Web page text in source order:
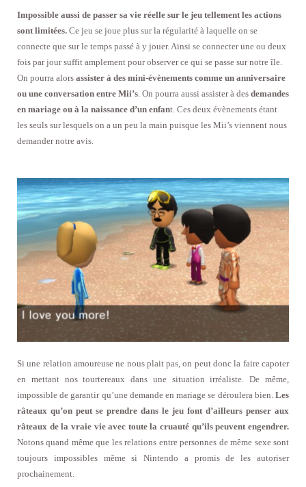
Impossible aussi de passer sa vie réelle sur le jeu tellement les actions
sont limitées. Ce jeu se joue plus sur la régularité à laquelle on se
connecte que sur le temps passé à y jouer. Ainsi se connecter une ou deux
fois par jour suffit amplement pour observer ce qui se passe sur notre île.
On pourra alors assister à des mini-évènements comme un anniversaire
ou une conversation entre Mii’s. On pourra aussi assister à des demandes
en mariage ou à la naissance d’un enfant. Ces deux évènements étant
les seuls sur lesquels on a un peu la main puisque les Mii’s viennent nous
demander notre avis.
Si une relation amoureuse ne nous plait pas, on peut donc la faire capoter
en mettant nos tourtereaux dans une situation irréaliste. De même,
impossible de garantir qu’une demande en mariage se déroulera bien. Les
râteaux qu’on peut se prendre dans le jeu font d’ailleurs penser aux
râteaux de la vraie vie avec toute la cruauté qu’ils peuvent engendrer.
Notons quand même que les relations entre personnes de même sexe sont
toujours impossibles même si Nintendo a promis de les autoriser
prochainement.